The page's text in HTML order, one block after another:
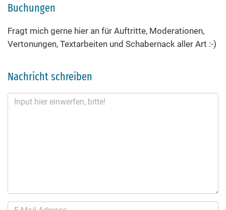
Buchungen
Fragt mich gerne hier an für Auftritte, Moderationen,
Vertonungen, Textarbeiten und Schabernack aller Art :-)
Nachricht schreiben